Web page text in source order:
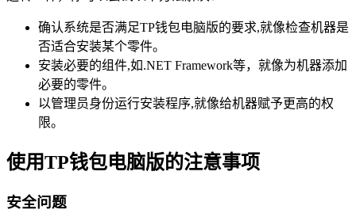
确认系统是否满足TP钱包电脑版的要求,就像检查机器是
否适合安装某个零件。
安装必要的组件,如.NET Framework等，就像为机器添加
必要的零件。
以管理员身份运行安装程序,就像给机器赋予更高的权
限。
使用TP钱包电脑版的注意事项
安全问题